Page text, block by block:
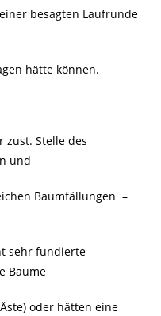
besagten Laufrunde
hätte können.
Stelle des
und
Baumfällungen –
sehr fundierte
Bäume
oder hätten eine